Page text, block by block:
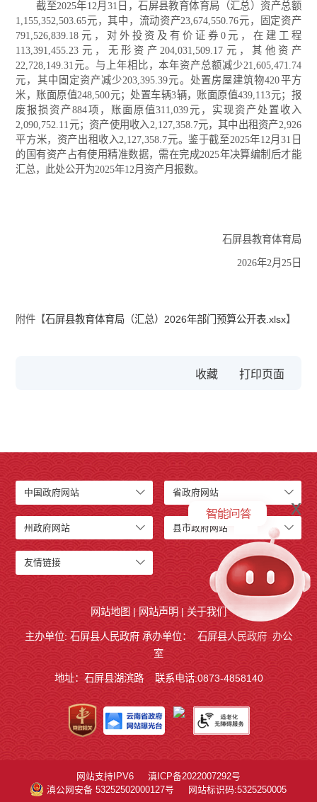
截至2025年12月31日，石屏县教育体育局（汇总）资产总额
1,155,352,503.65元，其中，流动资产23,674,550.76元，固定资产
791,526,839.18元，对外投资及有价证券0元，在建工程
113,391,455.23元，无形资产204,031,509.17元，其他资产
22,728,149.31元。与上年相比，本年资产总额减少21,605,471.74
元，其中固定资产减少203,395.39元。处置房屋建筑物420平方
米，账面原值248,500元；处置车辆3辆，账面原值439,113元；报
废报损资产884项，账面原值311,039元，实现资产处置收入
2,090,752.11元；资产使用收入2,127,358.7元，其中出租资产2,926
平方米，资产出租收入2,127,358.7元。鉴于截至2025年12月31日
的国有资产占有使用精准数据，需在完成2025年决算编制后才能
汇总，此处公开为2025年12月资产月报数。
石屏县教育体育局
2026年2月25日
附件【石屏县教育体育局（汇总）2026年部门预算公开表.xlsx】
收藏
中国政府网站 省政府网站
州政府网站 县市政府网站
友情链接
网站地图 | 网站声明 | 关于我们
主办单位: 石屏县人民政府 承办单位： 石屏县人民政府 办公
室
地址：石屏县湖滨路 联系电话:0873-4858140
x
网站支持IPV6
滇ICP备2022007292号
滇公网安备 53252502000127号
网站标识码:5325250005